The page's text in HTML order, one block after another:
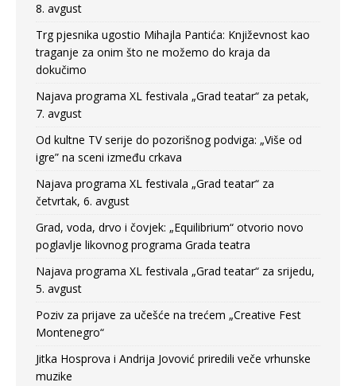
8. avgust
Trg pjesnika ugostio Mihajla Pantića: Književnost kao
traganje za onim što ne možemo do kraja da
dokučimo
Najava programa XL festivala „Grad teatar“ za petak,
7. avgust
Od kultne TV serije do pozorišnog podviga: „Više od
igre” na sceni između crkava
Najava programa XL festivala „Grad teatar“ za
četvrtak, 6. avgust
Grad, voda, drvo i čovjek: „Equilibrium“ otvorio novo
poglavlje likovnog programa Grada teatra
Najava programa XL festivala „Grad teatar“ za srijedu,
5. avgust
Poziv za prijave za učešće na trećem „Creative Fest
Montenegro“
Jitka Hosprova i Andrija Jovović priredili veče vrhunske
muzike